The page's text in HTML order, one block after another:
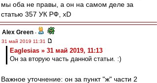
мы оба не правы, а он на самом деле за
статью 357 УК РФ, xD
Alex Green -
31 май 2019 11:31
Eaglesias » 31 май 2019, 11:13
Он за вторую часть данной статьи. :)
Важное уточнение: он за пункт "ж" части 2